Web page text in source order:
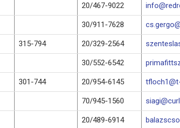
20/467-9022
30/911-7628
315-794 20/329-2564
30/552-6542
301-744 20/954-6145
70/945-1560
20/489-6914